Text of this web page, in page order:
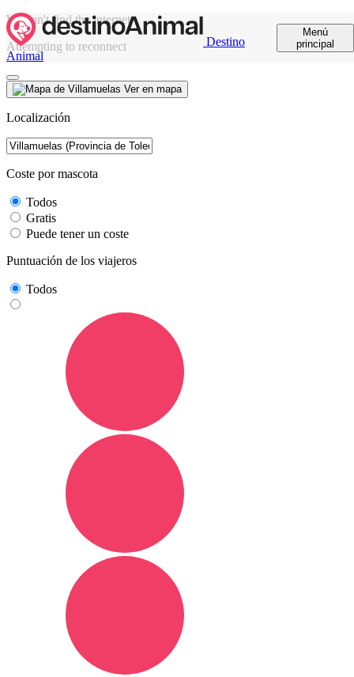
Destino
Animal
Menú
principal
We can't find the internet
Attempting to reconnect
Ver en mapa
Localización
Coste por mascota
Todos
Gratis
Puede tener un coste
Puntuación de los viajeros
Todos